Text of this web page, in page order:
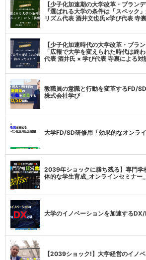
【少子化加速期の大学改革・ブラン
『選ばれる大学の条件は「スペック
リズム代表 酒井文也氏×学び代表 寺
【少子化加速時代の大学改革・ブラ
「広報で大学を変えられた時代は終
代表 酒井氏 × 学び代表 寺裏による対
教職員の意識と行動を変革するFD/
株式会社学び
大学FD/SD研修用「効果的なオンラ
2039年ショックに勝ち残る】専門学
体的な学生育成_オンラインセミナー
大学のイノベーションを加速するDX/
【2039ショック!】大学経営のイノ